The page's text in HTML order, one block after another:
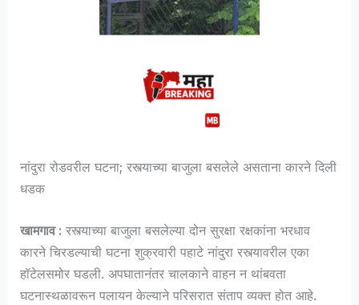
नांदुरा रोडवरील घटना; रस्त्याच्या बाजुला बसलेले असताना कारने दिली
धडक
खामगाव : रस्त्याच्या बाजुला बसलेल्या दोन सुरक्षा रक्षकांना भरधाव
कारने चिरडल्याची घटना शुक्रवारी पहाटे नांदुरा रस्त्यावरील एका
हॉटेलसमोर घडली. अपघातानंतर चालकाने वाहन न थांबवता
घटनास्थळावरून पलायन केल्याने परिसरात संताप व्यक्त होत आहे.